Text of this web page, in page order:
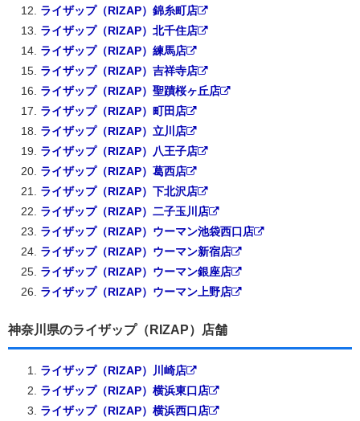
ライザップ（RIZAP）錦糸町店
ライザップ（RIZAP）北千住店
ライザップ（RIZAP）練馬店
ライザップ（RIZAP）吉祥寺店
ライザップ（RIZAP）聖蹟桜ヶ丘店
ライザップ（RIZAP）町田店
ライザップ（RIZAP）立川店
ライザップ（RIZAP）八王子店
ライザップ（RIZAP）葛西店
ライザップ（RIZAP）下北沢店
ライザップ（RIZAP）二子玉川店
ライザップ（RIZAP）ウーマン池袋西口店
ライザップ（RIZAP）ウーマン新宿店
ライザップ（RIZAP）ウーマン銀座店
ライザップ（RIZAP）ウーマン上野店
神奈川県のライザップ（RIZAP）店舗
ライザップ（RIZAP）川崎店
ライザップ（RIZAP）横浜東口店
ライザップ（RIZAP）横浜西口店